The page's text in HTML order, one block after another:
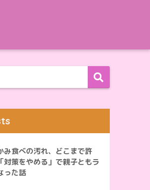
み食べの汚れ、どこまで許
対策をやめる」で親子ともラ
った話